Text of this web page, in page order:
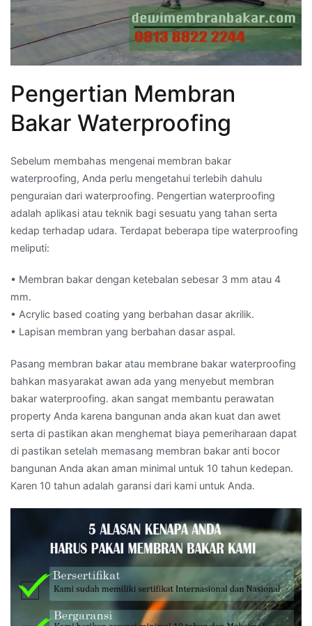
Pengertian Membran
Bakar Waterproofing
Sebelum membahas mengenai membran bakar
waterproofing, Anda perlu mengetahui terlebih dahulu
penguraian dari waterproofing. Pengertian waterproofing
adalah aplikasi atau teknik bagi sesuatu yang tahan serta
kedap terhadap udara. Terdapat beberapa tipe waterproofing
meliputi:
• Membran bakar dengan ketebalan sebesar 3 mm atau 4
mm.
• Acrylic based coating yang berbahan dasar akrilik.
• Lapisan membran yang berbahan dasar aspal.
Pasang membran bakar atau membrane bakar waterproofing
bahkan masyarakat awan ada yang menyebut membran
bakar waterproofing. akan sangat membantu perawatan
property Anda karena bangunan anda akan kuat dan awet
serta di pastikan akan menghemat biaya pemeriharaan dapat
di pastikan setelah memasang membran bakar anti bocor
bangunan Anda akan aman minimal untuk 10 tahun kedepan.
Karen 10 tahun adalah garansi dari kami untuk Anda.